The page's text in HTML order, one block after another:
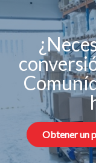
Obtener un